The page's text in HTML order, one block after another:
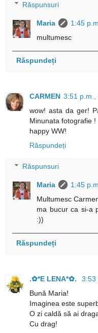
Răspunsuri
Maria
1:45
multumesc
Răspundeți
CARMEN 3:51 p.m.,
wow! asta da ger!
Minunata fotografie !
happy WW!
Răspundeți
Răspunsuri
Maria
1:45
Multumesc
ma bucur ca si-a
:))
Răspundeți
.✿*E LENA*✿.
3:53
Bună Maria!
Imaginea este
O zi caldă să ai
Cu drag!